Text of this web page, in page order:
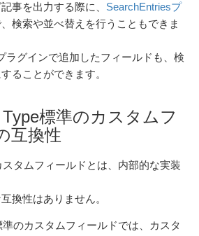
事を出力する際に、 SearchEntriesプ
検索や並べ替えを行うこともできま
ラグインで追加したフィールドも、検
ることができます。
標準のカスタムフ
互換性
タムフィールドとは、内部的な実装
換性はありません。
準のカスタムフィールドでは、カスタ